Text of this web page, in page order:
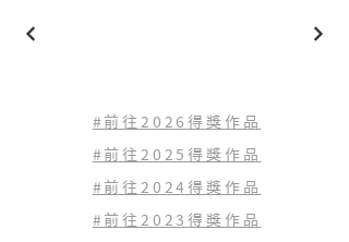
#前往2026得獎作品
#前往2025得獎作品
#前往2024得獎作品
#前往2023得獎作品